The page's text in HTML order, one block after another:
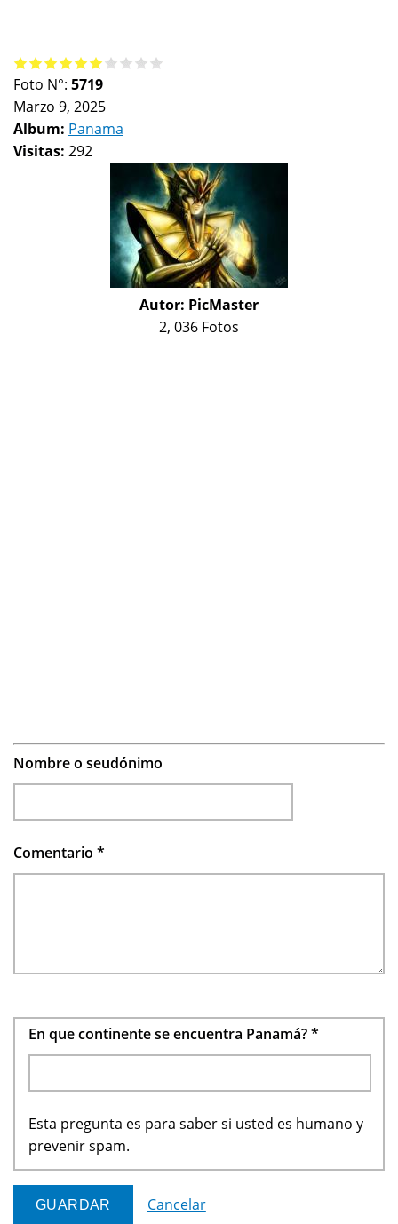
Foto N°: 5719
Marzo 9, 2025
Album: Panama
Visitas: 292
Autor: PicMaster
2, 036 Fotos
Nombre o seudónimo
Comentario *
En que continente se encuentra Panamá?*
Esta pregunta es para saber si usted es humano y
prevenir spam.
Cancelar